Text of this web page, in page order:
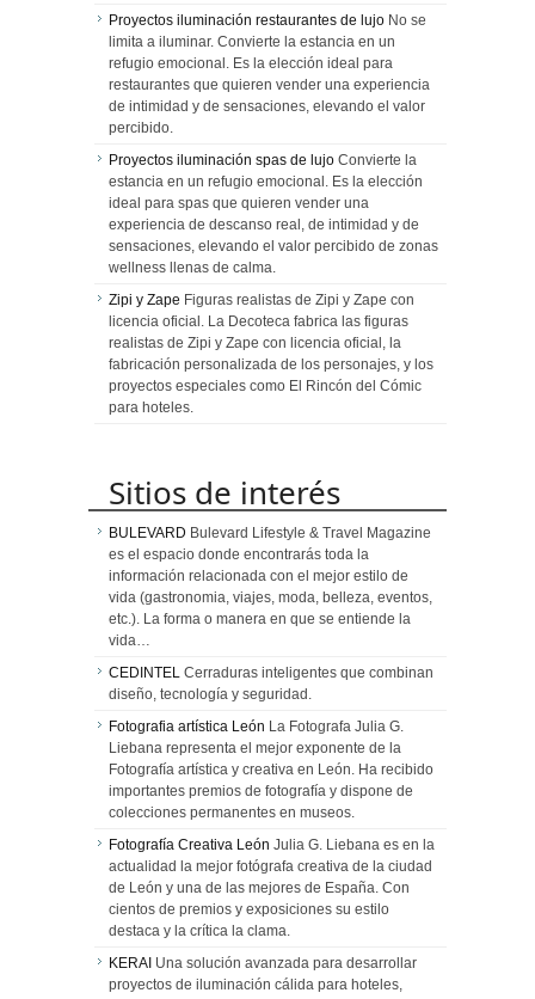
Proyectos iluminación restaurantes de lujo No se
limita a iluminar. Convierte la estancia en un
refugio emocional. Es la elección ideal para
restaurantes que quieren vender una experiencia
de intimidad y de sensaciones, elevando el valor
percibido.
Proyectos iluminación spas de lujo Convierte la
estancia en un refugio emocional. Es la elección
ideal para spas que quieren vender una
experiencia de descanso real, de intimidad y de
sensaciones, elevando el valor percibido de zonas
wellness llenas de calma.
Zipi y Zape Figuras realistas de Zipi y Zape con
licencia oficial. La Decoteca fabrica las figuras
realistas de Zipi y Zape con licencia oficial, la
fabricación personalizada de los personajes, y los
proyectos especiales como El Rincón del Cómic
para hoteles.
Sitios de interés
BULEVARD Bulevard Lifestyle & Travel Magazine
es el espacio donde encontrarás toda la
información relacionada con el mejor estilo de
vida (gastronomia, viajes, moda, belleza, eventos,
etc.). La forma o manera en que se entiende la
vida…
CEDINTEL Cerraduras inteligentes que combinan
diseño, tecnología y seguridad.
Fotografia artística León La Fotografa Julia G.
Liebana representa el mejor exponente de la
Fotografía artística y creativa en León. Ha recibido
importantes premios de fotografía y dispone de
colecciones permanentes en museos.
Fotografía Creativa León Julia G. Liebana es en la
actualidad la mejor fotógrafa creativa de la ciudad
de León y una de las mejores de España. Con
cientos de premios y exposiciones su estilo
destaca y la crítica la clama.
KERAI Una solución avanzada para desarrollar
proyectos de iluminación cálida para hoteles,